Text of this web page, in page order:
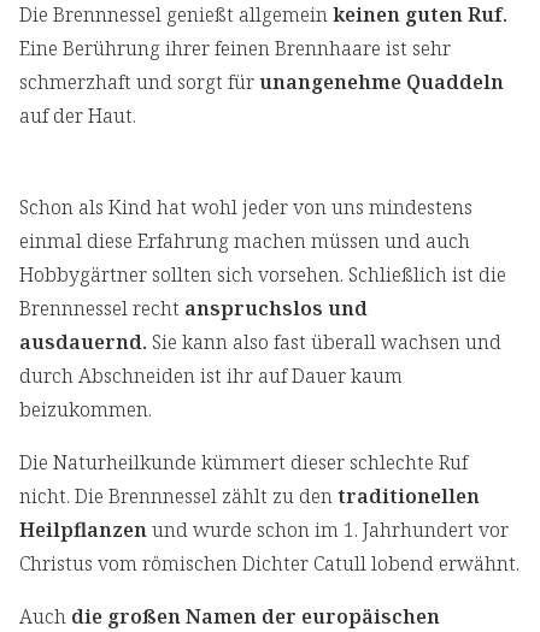
Die Brennnessel genießt allgemeinkeinen guten Ruf.
Eine Berührung ihrer feinen Brennhaare ist sehr
schmerzhaft und sorgt fürunangenehme Quaddeln
auf der Haut.
Schon als Kind hat wohl jeder von uns mindestens
einmal diese Erfahrung machen müssen und auch
Hobbygärtner sollten sich vorsehen. Schließlich ist die
Brennnessel recht anspruchslos und
ausdauernd. Sie kann also fast überall wachsen und
durch Abschneiden ist ihr auf Dauer kaum
beizukommen.
Die Naturheilkunde kümmert dieser schlechte Ruf
nicht. Die Brennnessel zählt zu dentraditionellen
Heilpflanzenund wurde schon im 1. Jahrhundert vor
Christus vom römischen Dichter Catull lobend erwähnt.
Auch die großen Namen der europäischen